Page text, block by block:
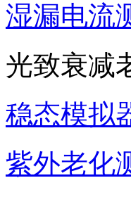
湿漏电流
光致衰减
稳态模拟
紫外老化